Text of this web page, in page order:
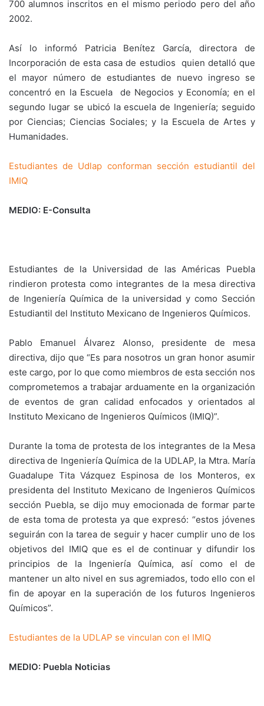
700 alumnos inscritos en el mismo periodo pero del año
2002.
Así lo informó Patricia Benítez García, directora de
Incorporación de esta casa de estudios quien detalló que
el mayor número de estudiantes de nuevo ingreso se
concentró en la Escuela de Negocios y Economía; en el
segundo lugar se ubicó la escuela de Ingeniería; seguido
por Ciencias; Ciencias Sociales; y la Escuela de Artes y
Humanidades.
Estudiantes de Udlap conforman sección estudiantil del
IMIQ
MEDIO: E-Consulta
Estudiantes de la Universidad de las Américas Puebla
rindieron protesta como integrantes de la mesa directiva
de Ingeniería Química de la universidad y como Sección
Estudiantil del Instituto Mexicano de Ingenieros Químicos.
Pablo Emanuel Álvarez Alonso, presidente de mesa
directiva, dijo que “Es para nosotros un gran honor asumir
este cargo, por lo que como miembros de esta sección nos
comprometemos a trabajar arduamente en la organización
de eventos de gran calidad enfocados y orientados al
Instituto Mexicano de Ingenieros Químicos (IMIQ)”.
Durante la toma de protesta de los integrantes de la Mesa
directiva de Ingeniería Química de la UDLAP, la Mtra. María
Guadalupe Tita Vázquez Espinosa de los Monteros, ex
presidenta del Instituto Mexicano de Ingenieros Químicos
sección Puebla, se dijo muy emocionada de formar parte
de esta toma de protesta ya que expresó: “estos jóvenes
seguirán con la tarea de seguir y hacer cumplir uno de los
objetivos del IMIQ que es el de continuar y difundir los
principios de la Ingeniería Química, así como el de
mantener un alto nivel en sus agremiados, todo ello con el
fin de apoyar en la superación de los futuros Ingenieros
Químicos”.
Estudiantes de la UDLAP se vinculan con el IMIQ
MEDIO: Puebla Noticias